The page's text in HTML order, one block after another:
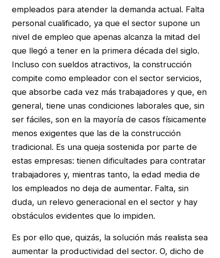
empleados para atender la demanda actual. Falta
personal cualificado, ya que el sector supone un
nivel de empleo que apenas alcanza la mitad del
que llegó a tener en la primera década del siglo.
Incluso con sueldos atractivos, la construcción
compite como empleador con el sector servicios,
que absorbe cada vez más trabajadores y que, en
general, tiene unas condiciones laborales que, sin
ser fáciles, son en la mayoría de casos físicamente
menos exigentes que las de la construcción
tradicional. Es una queja sostenida por parte de
estas empresas: tienen dificultades para contratar
trabajadores y, mientras tanto, la edad media de
los empleados no deja de aumentar. Falta, sin
duda, un relevo generacional en el sector y hay
obstáculos evidentes que lo impiden.
Es por ello que, quizás, la solución más realista sea
aumentar la productividad del sector. O, dicho de